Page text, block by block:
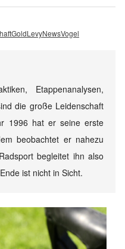
GoldLevyNewsVogel
Etappenanalysen,
die große Leidenschaft
1996 hat er seine erste
beobachtet er nahezu
begleitet ihn also
ist nicht in Sicht.